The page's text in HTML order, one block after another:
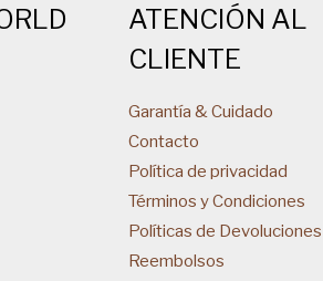
ATENCIÓN AL
CLIENTE
Garantía & Cuidado
Contacto
Política de privacidad
Términos y Condiciones
Políticas de
Reembolsos